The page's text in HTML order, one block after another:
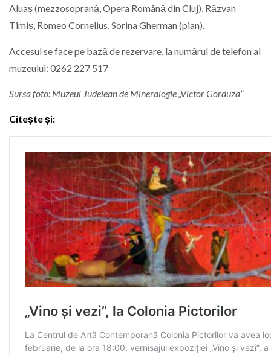
Aluaș (mezzosoprană, Opera Română din Cluj), Răzvan
Timiș, Romeo Cornelius, Sorina Gherman (pian).
Accesul se face pe bază de rezervare, la numărul de telefon al
muzeului: 0262 227 517
Sursa foto: Muzeul Județean de Mineralogie „Victor Gorduza”
Citește și: